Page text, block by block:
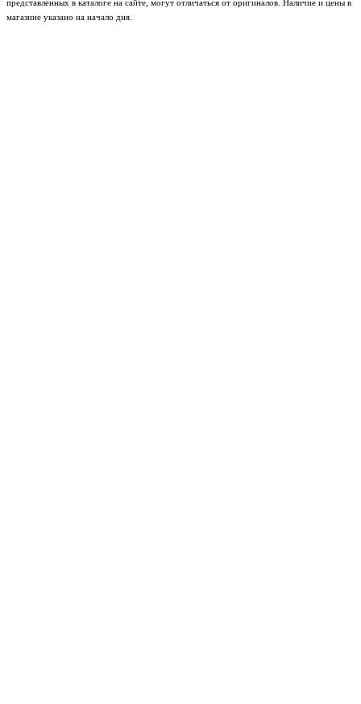
представленных в каталоге на сайте, могут отличаться от оригиналов. Наличие и цены в
магазине указано на начало дня.